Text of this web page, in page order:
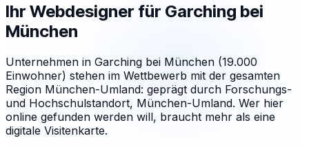
Ihr Webdesigner für Garching bei
München
Unternehmen in Garching bei München (19.000
Einwohner) stehen im Wettbewerb mit der gesamten
Region München-Umland: geprägt durch Forschungs-
und Hochschulstandort, München-Umland. Wer hier
online gefunden werden will, braucht mehr als eine
digitale Visitenkarte.